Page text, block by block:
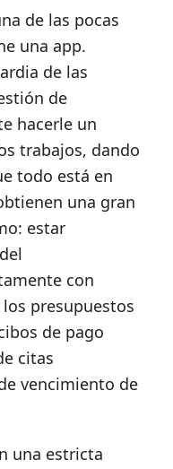
de las pocas
una app.
de las
de
hacerle un
trabajos, dando
todo está en
una gran
estar
con
presupuestos
de pago
citas
vencimiento de
una estricta